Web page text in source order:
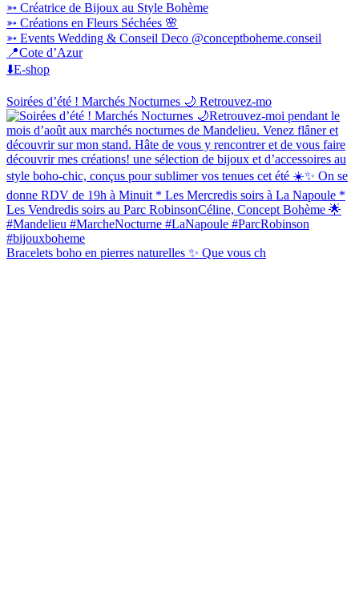
➳ Créatrice de Bijoux au Style Bohème
➳ Créations en Fleurs Séchées 🌸
➳ Events Wedding & Conseil Deco @conceptboheme.conseil
📍Cote d’Azur
⬇️E-shop
Soirées d’été ! Marchés Nocturnes 🌙 Retrouvez-mo
Bracelets boho en pierres naturelles ✨ Que vous ch